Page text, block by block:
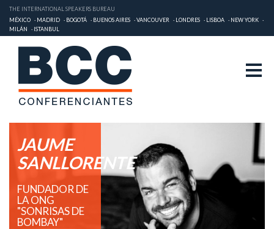
THE INTERNATIONAL SPEAKERS BUREAU
MÉXICO
MADRID BOGOTÁ BUENOS AIRES VANCOUVER LONDRES LISBOA
NEW YORK
MILÁN
ISTANBUL
JAUME
SANLLORENTE
FUNDADOR DE
LA ONG
"SONRISAS DE
BOMBAY"